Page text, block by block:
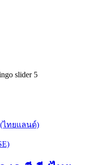
slider 5